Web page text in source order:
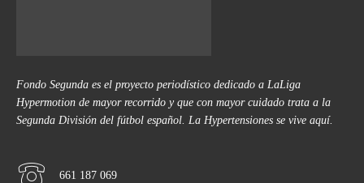
Fondo Segunda es el proyecto periodístico dedicado a LaLiga
Hypermotion de mayor recorrido y que con mayor cuidado trata a la
Segunda División del fútbol español. La Hypertensiones se vive aquí.
661 187 069